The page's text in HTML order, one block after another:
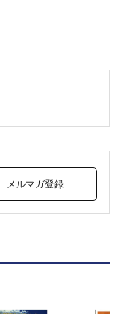
メルマガ登録